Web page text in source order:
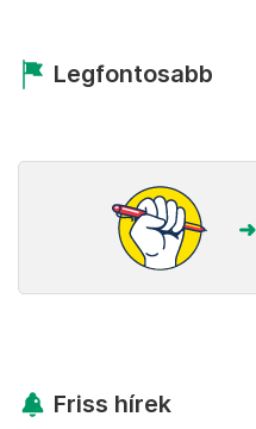
Legfontosabb
Friss hírek